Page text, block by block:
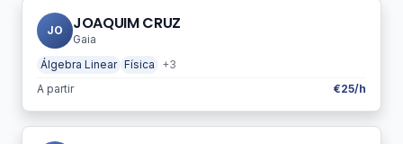
JO JOAQUIM CRUZ
Gaia
Álgebra Linear Física
+3
A partir
€25/h